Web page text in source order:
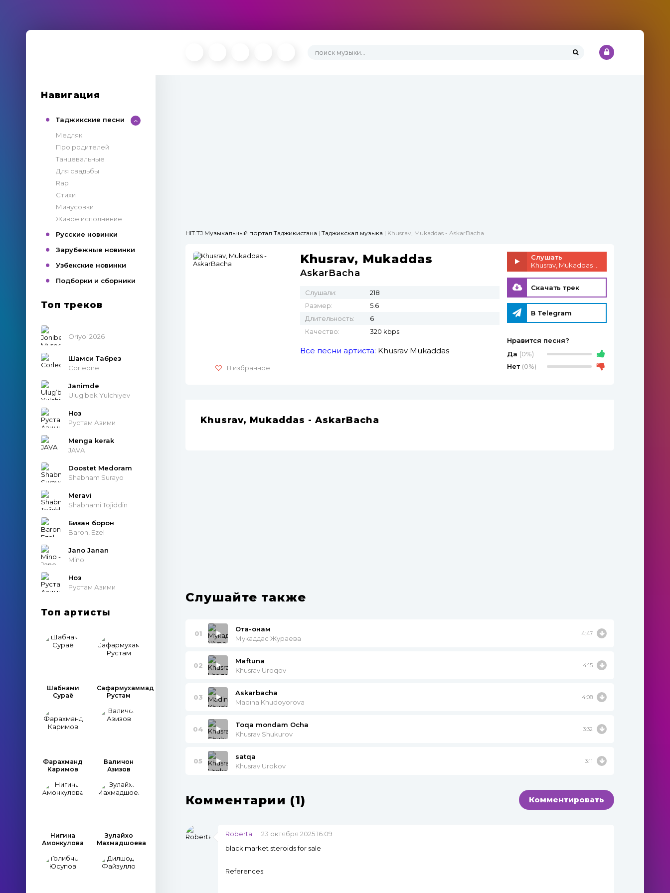
Навигация
Таджикские песни
Медляк
Про родителей
Танцевальные
Для свадьбы
Rap
Стихи
Минусовки
Живое исполнение
Русские новинки
Зарубежные новинки
Узбекские новинки
Подборки и сборники
Топ треков
Oriyoi 2026
Шамси Табрез
Corleone
Janimde
Ulug’bek Yulchiyev
Ноз
Рустам Азими
Menga kerak
JAVA
Doostet Medoram
Shabnam Surayo
Meravi
Shabnami Tojiddin
Бизан борон
Baron, Ezel
Jano Janan
Mino
Ноз
Рустам Азими
Топ артисты
Шабнами
Сураё
Сафармухаммад
Рустам
Фарахманд
Каримов
Валичон
Азизов
Нигина
Амонкулова
Зулайхо
Махмадшоева
HIT.TJ Музыкальный портал Таджикистана | Таджикская музыка | Khusrav, Mukaddas - AskarBacha
В избранное
Khusrav, Mukaddas
AskarBacha
Слушали:
218
Размер:
5.6
Длительность:
6
Качество:
320 kbps
Все песни артиста: Khusrav Mukaddas
Слушать
Скачать трек
В Telegram
Нравится песня?
Да (0%)
Нет (0%)
Khusrav, Mukaddas - AskarBacha
Слушайте также
01
Ота-онам
Мукаддас Жураева
4:47
02
Maftuna
Khusrav Uroqov
4:15
03
Askarbacha
Madina Khudoyorova
4:08
04
Toqa mondam Ocha
Khusrav Shukurov
3:32
05
satqa
Khusrav Urokov
3:11
Комментарии (1) Комментировать
Roberta
23 октября 2025 16:09
black market steroids for sale
References: